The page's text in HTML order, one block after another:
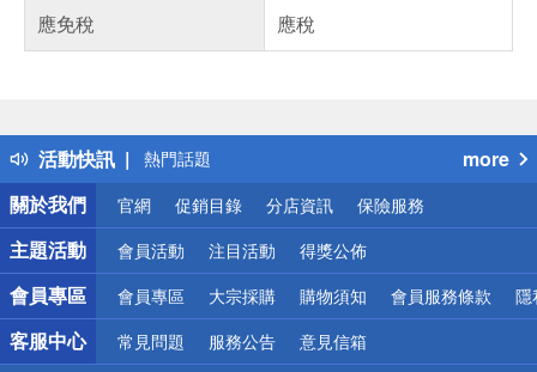
應免稅
應稅
活動快訊
得獎公告
熱門話題
銀行優惠
偏遠地區配送
詐騙網頁！請小心！
more
關於我們
官網 促銷目錄 分店資訊 保險服務
主題活動 會員活動 注目活動 得獎公佈
會員專區 會員專區 大宗採購 購物須知 會員服務條款 隱
客服中心 常見問題 服務公告 意見信箱